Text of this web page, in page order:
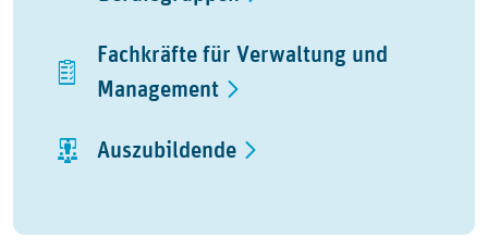
Fachkräfte für Verwaltung und
Management
Auszubildende